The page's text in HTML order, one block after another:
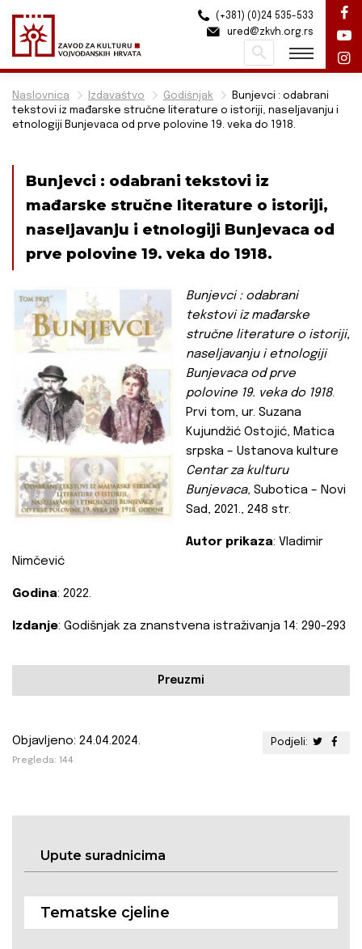
Naslovnica Izdavaštvo Godišnjak
Bunjevci : odabrani
tekstovi iz mađarske stručne literature o istoriji, naseljavanju i
etnologiji Bunjevaca od prve polovine 19. veka do 1918.
Bunjevci : odabrani tekstovi iz
mađarske stručne literature o istoriji,
naseljavanju i etnologiji Bunjevaca od
prve polovine 19. veka do 1918.
Bunjevci : odabrani
tekstovi iz mađarske
stručne literature o istoriji,
naseljavanju i etnologiji
Bunjevaca od prve
polovine 19. veka do 1918.
Prvi tom, ur. Suzana
Kujundžić Ostojić, Matica
srpska – Ustanova kulture
Centar za kulturu
Bunjevaca, Subotica – Novi
Sad, 2021., 248 str.
Autor prikaza: Vladimir
Nimčević
Godina: 2022.
Izdanje: Godišnjak za znanstvena istraživanja 14: 290-293
Preuzmi
Podjeli:
Objavljeno: 24.04.2024.
Pregleda: 144
Upute suradnicima
Tematske cjeline
(+381) (0)24 535-533
ured@zkvh.org.rs
Pretraži